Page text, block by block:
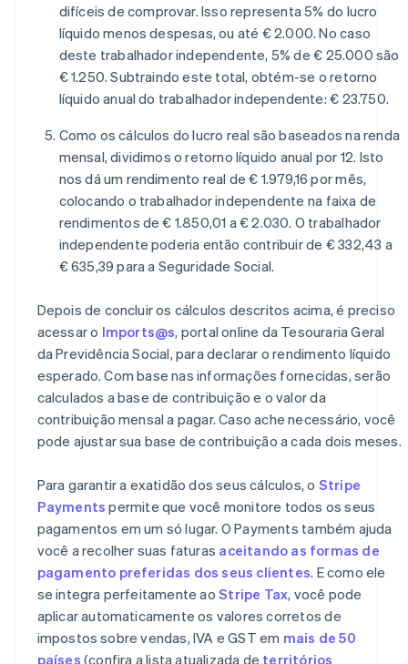
difíceis de comprovar. Isso representa 5% do lucro
líquido menos despesas, ou até € 2.000. No caso
deste trabalhador independente, 5% de € 25.000 são
€ 1.250. Subtraindo este total, obtém-se o retorno
líquido anual do trabalhador independente: € 23.750.
Como os cálculos do lucro real são baseados na renda
mensal, dividimos o retorno líquido anual por 12. Isto
nos dá um rendimento real de € 1.979,16 por mês,
colocando o trabalhador independente na faixa de
rendimentos de € 1.850,01 a € 2.030. O trabalhador
independente poderia então contribuir de € 332,43 a
€ 635,39 para a Seguridade Social.
Depois de concluir os cálculos descritos acima, é preciso
acessar o Imports@s, portal online da Tesouraria Geral
da Previdência Social, para declarar o rendimento líquido
esperado. Com base nas informações fornecidas, serão
calculados a base de contribuição e o valor da
contribuição mensal a pagar. Caso ache necessário, você
pode ajustar sua base de contribuição a cada dois meses.
Para garantir a exatidão dos seus cálculos, o Stripe
Payments permite que você monitore todos os seus
pagamentos em um só lugar. O Payments também ajuda
você a recolher suas faturas aceitando as formas de
pagamento preferidas dos seus clientes. E como ele
se integra perfeitamente aoStripe Tax, você pode
aplicar automaticamente os valores corretos de
impostos sobre vendas, IVA e GST em mais de 50
países (confira a lista atualizada de territórios